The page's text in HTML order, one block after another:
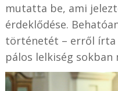
mutatta be, ami
érdeklődése.
történetét – erről írta
pálos lelkiség